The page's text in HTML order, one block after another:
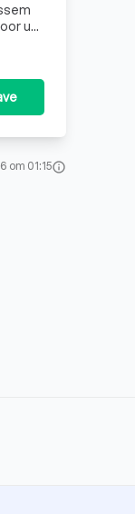
uw
01:15info